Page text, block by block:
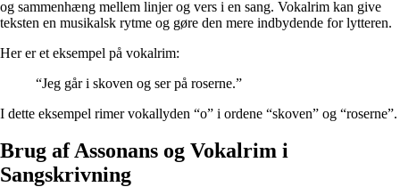
og sammenhæng mellem linjer og vers i en sang. Vokalrim kan give
teksten en musikalsk rytme og gøre den mere indbydende for lytteren.
Her er et eksempel på vokalrim:
“Jeg går i skoven og ser på roserne.”
I dette eksempel rimer vokallyden “o” i ordene “skoven” og “roserne”.
Brug af Assonans og Vokalrim i
Sangskrivning